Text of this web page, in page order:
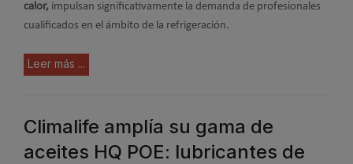
calor, impulsan significativamente la demanda de profesionales
cualificados en el ámbito de la refrigeración.
Leer más ...
Climalife amplía su gama de
aceites HQ POE: lubricantes de